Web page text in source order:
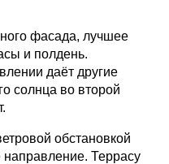
фасада, лучшее
и полдень.
даёт другие
солнца во второй
обстановкой
Террасу